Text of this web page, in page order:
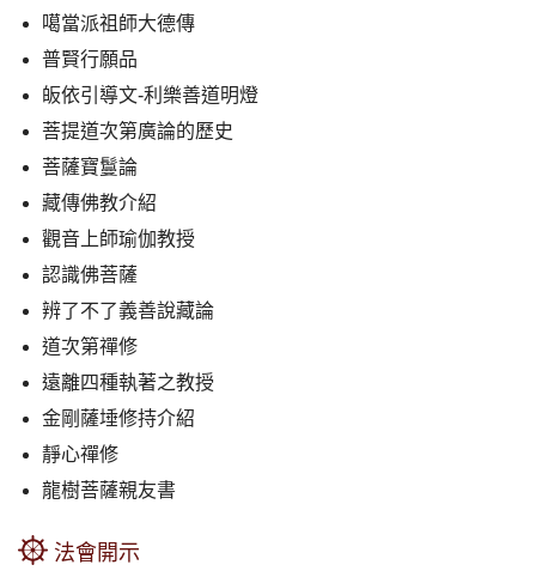
噶當派祖師大德傳
普賢行願品
皈依引導文-利樂善道明燈
菩提道次第廣論的歷史
菩薩寶鬘論
藏傳佛教介紹
觀音上師瑜伽教授
認識佛菩薩
辨了不了義善說藏論
道次第禪修
遠離四種執著之教授
金剛薩埵修持介紹
靜心禪修
龍樹菩薩親友書
法會開示